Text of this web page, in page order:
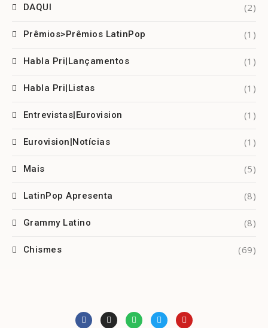
DAQUI (2)
Prêmios>Prêmios LatinPop (1)
Habla Pri|Lançamentos (1)
Habla Pri|Listas (1)
Entrevistas|Eurovision (1)
Eurovision|Notícias (1)
Mais (5)
LatinPop Apresenta (8)
Grammy Latino (8)
Chismes (69)